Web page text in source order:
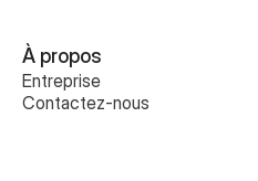
À propos
Entreprise
Contactez-nous